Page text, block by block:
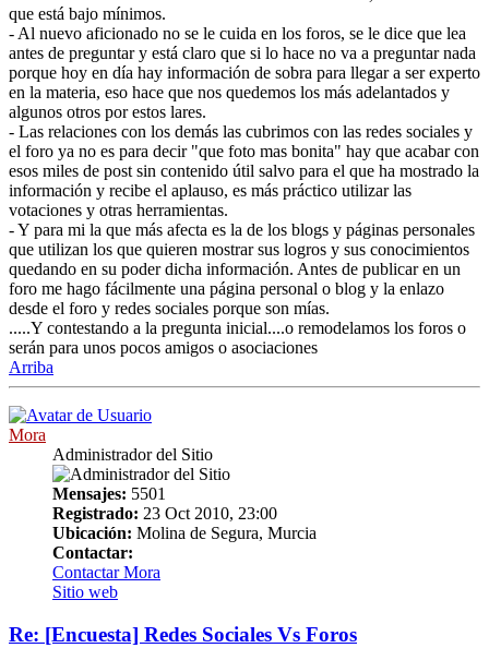
que está bajo mínimos.
- Al nuevo aficionado no se le cuida en los foros, se le dice que lea
antes de preguntar y está claro que si lo hace no va a preguntar nada
porque hoy en día hay información de sobra para llegar a ser experto
en la materia, eso hace que nos quedemos los más adelantados y
algunos otros por estos lares.
- Las relaciones con los demás las cubrimos con las redes sociales y
el foro ya no es para decir "que foto mas bonita" hay que acabar con
esos miles de post sin contenido útil salvo para el que ha mostrado la
información y recibe el aplauso, es más práctico utilizar las
votaciones y otras herramientas.
- Y para mi la que más afecta es la de los blogs y páginas personales
que utilizan los que quieren mostrar sus logros y sus conocimientos
quedando en su poder dicha información. Antes de publicar en un
foro me hago fácilmente una página personal o blog y la enlazo
desde el foro y redes sociales porque son mías.
.....Y contestando a la pregunta inicial....o remodelamos los foros o
serán para unos pocos amigos o asociaciones
Arriba
Mora
Administrador del Sitio
Mensajes: 5501
Registrado: 23 Oct 2010, 23:00
Ubicación: Molina de Segura, Murcia
Contactar:
Contactar Mora
Sitio web
Re: [Encuesta] Redes Sociales Vs Foros